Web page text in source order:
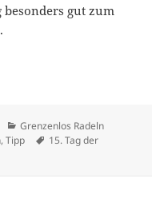
besonders gut zum
Kategorien
Grenzenlos Radeln
,Tipp Schlagwörter
15. Tag der